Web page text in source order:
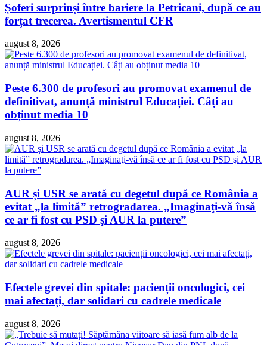
Șoferi surprinși între bariere la Petricani, după ce au
forțat trecerea. Avertismentul CFR
august 8, 2026
Peste 6.300 de profesori au promovat examenul de
definitivat, anunță ministrul Educației. Câți au
obținut media 10
august 8, 2026
AUR și USR se arată cu degetul după ce România a
evitat „la limită” retrogradarea. „Imaginaţi-vă însă
ce ar fi fost cu PSD şi AUR la putere”
august 8, 2026
Efectele grevei din spitale: pacienții oncologici, cei
mai afectați, dar solidari cu cadrele medicale
august 8, 2026